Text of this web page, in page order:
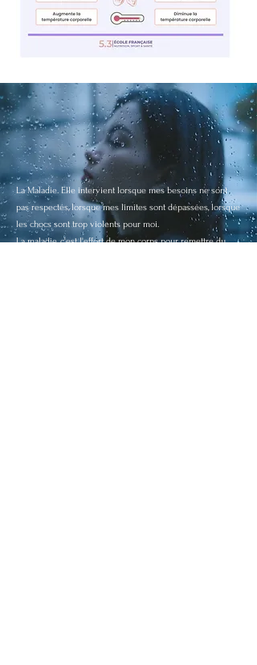
La Maladie. Elle intervient lorsque mes besoins ne sont
pas respectés, lorsque mes limites sont dépassées, lorsque
les chocs sont trop violents pour moi.
La maladie, c'est l'effort de mon corps pour remettre du